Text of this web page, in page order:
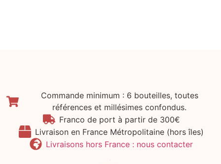
Commande minimum : 6 bouteilles, toutes
références et millésimes confondus.
Franco de port à partir de 300€
Livraison en France Métropolitaine (hors îles)
Livraisons hors France : nous contacter